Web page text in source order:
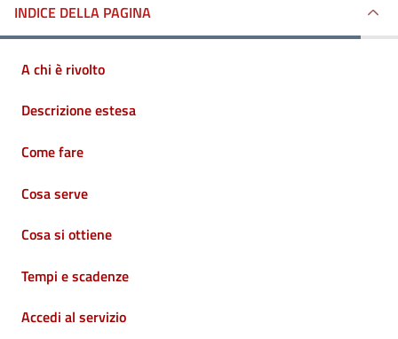
INDICE DELLA PAGINA
A chi è rivolto
Descrizione estesa
Come fare
Cosa serve
Cosa si ottiene
Tempi e scadenze
Accedi al servizio